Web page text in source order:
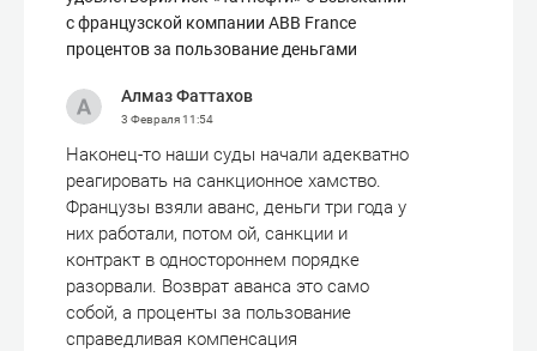
с французской компании ABB France
процентов за пользование деньгами
Алмаз Фаттахов
3 Февраля11:54
Наконец-то наши суды начали адекватно
реагировать на санкционное хамство.
Французы взяли аванс, деньги три года у
них работали, потом ой, санкции и
контракт в одностороннем порядке
разорвали. Возврат аванса это само
собой, а проценты за пользование
справедливая компенсация